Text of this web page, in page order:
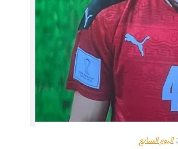
اليوم السابع